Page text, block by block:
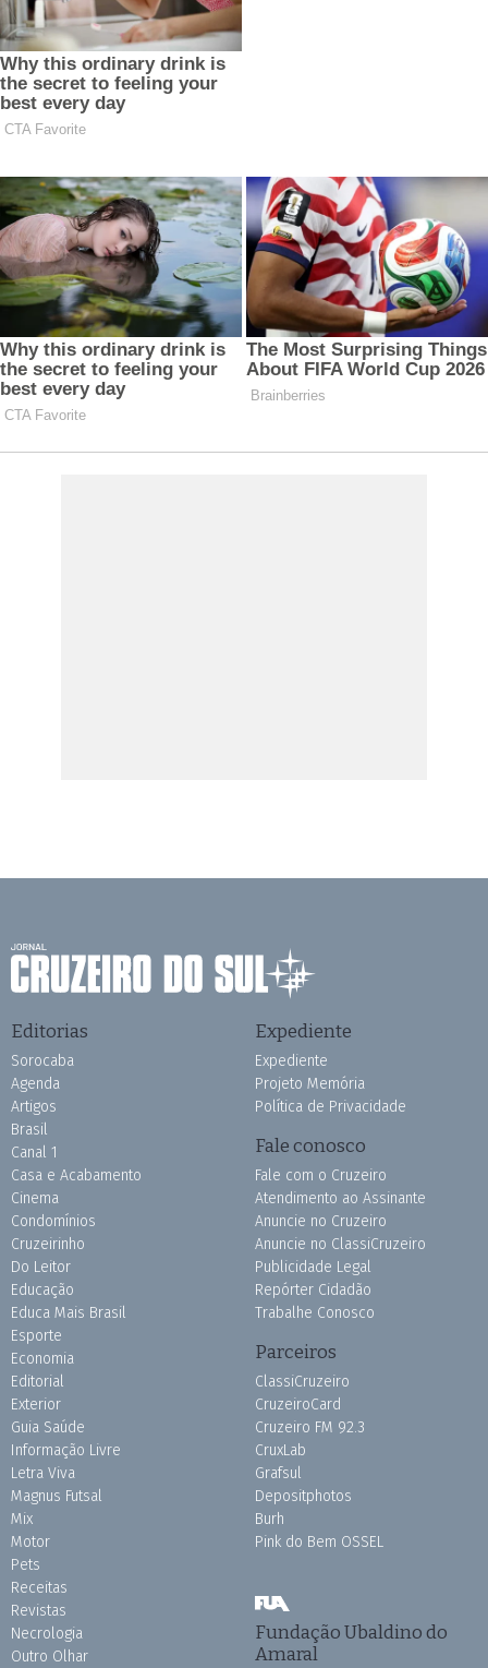
Editorias
Sorocaba
Agenda
Artigos
Brasil
Canal 1
Casa e Acabamento
Cinema
Condomínios
Cruzeirinho
Do Leitor
Educação
Educa Mais Brasil
Esporte
Economia
Editorial
Exterior
Guia Saúde
Informação Livre
Letra Viva
Magnus Futsal
Mix
Motor
Pets
Receitas
Revistas
Necrologia
Outro Olhar
Expediente
Expediente
Projeto Memória
Política de Privacidade
Fale conosco
Fale com o Cruzeiro
Atendimento ao Assinante
Anuncie no Cruzeiro
Anuncie no ClassiCruzeiro
Publicidade Legal
Repórter Cidadão
Trabalhe Conosco
Parceiros
ClassiCruzeiro
CruzeiroCard
Cruzeiro FM 92.3
CruxLab
Grafsul
Depositphotos
Burh
Pink do Bem OSSEL
Fundação Ubaldino do
Amaral